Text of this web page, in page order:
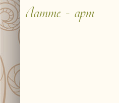
Латте - арт